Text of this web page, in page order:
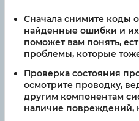
Сначала снимите коды
найденные ошибки и их
поможет вам понять,
проблемы, которые
Проверка состояния
осмотрите проводку,
другим компонентам
наличие повреждений,